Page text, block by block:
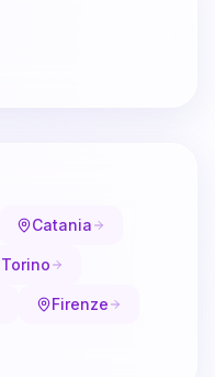
Catania
Torino
Firenze